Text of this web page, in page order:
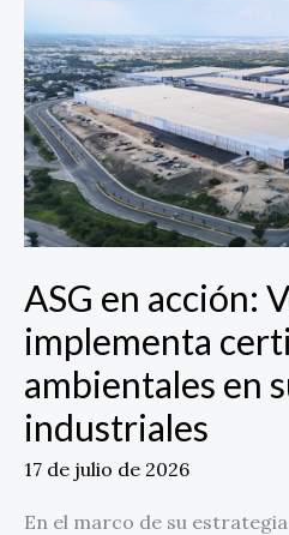
ASG en acción:
implementa
ambientales en
industriales
17 de julio de 2026
En el marco de su
en
acción:
Vesta
implementa
certificaciones
ambientales
en
sus
edificios